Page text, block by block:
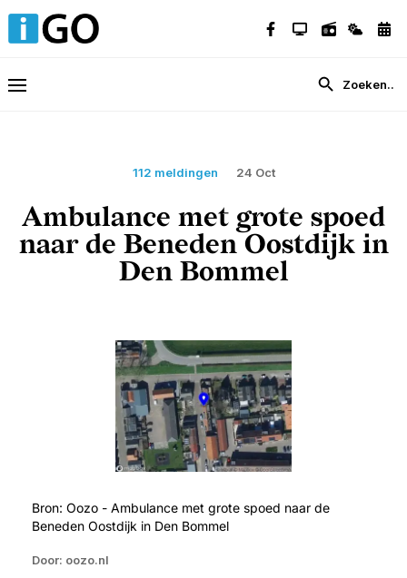
112 meldingen 24 Oct
Ambulance met grote spoed
naar de Beneden Oostdijk in
Den Bommel
Bron: Oozo - Ambulance met grote spoed naar de
Beneden Oostdijk in Den Bommel
Door: oozo.nl